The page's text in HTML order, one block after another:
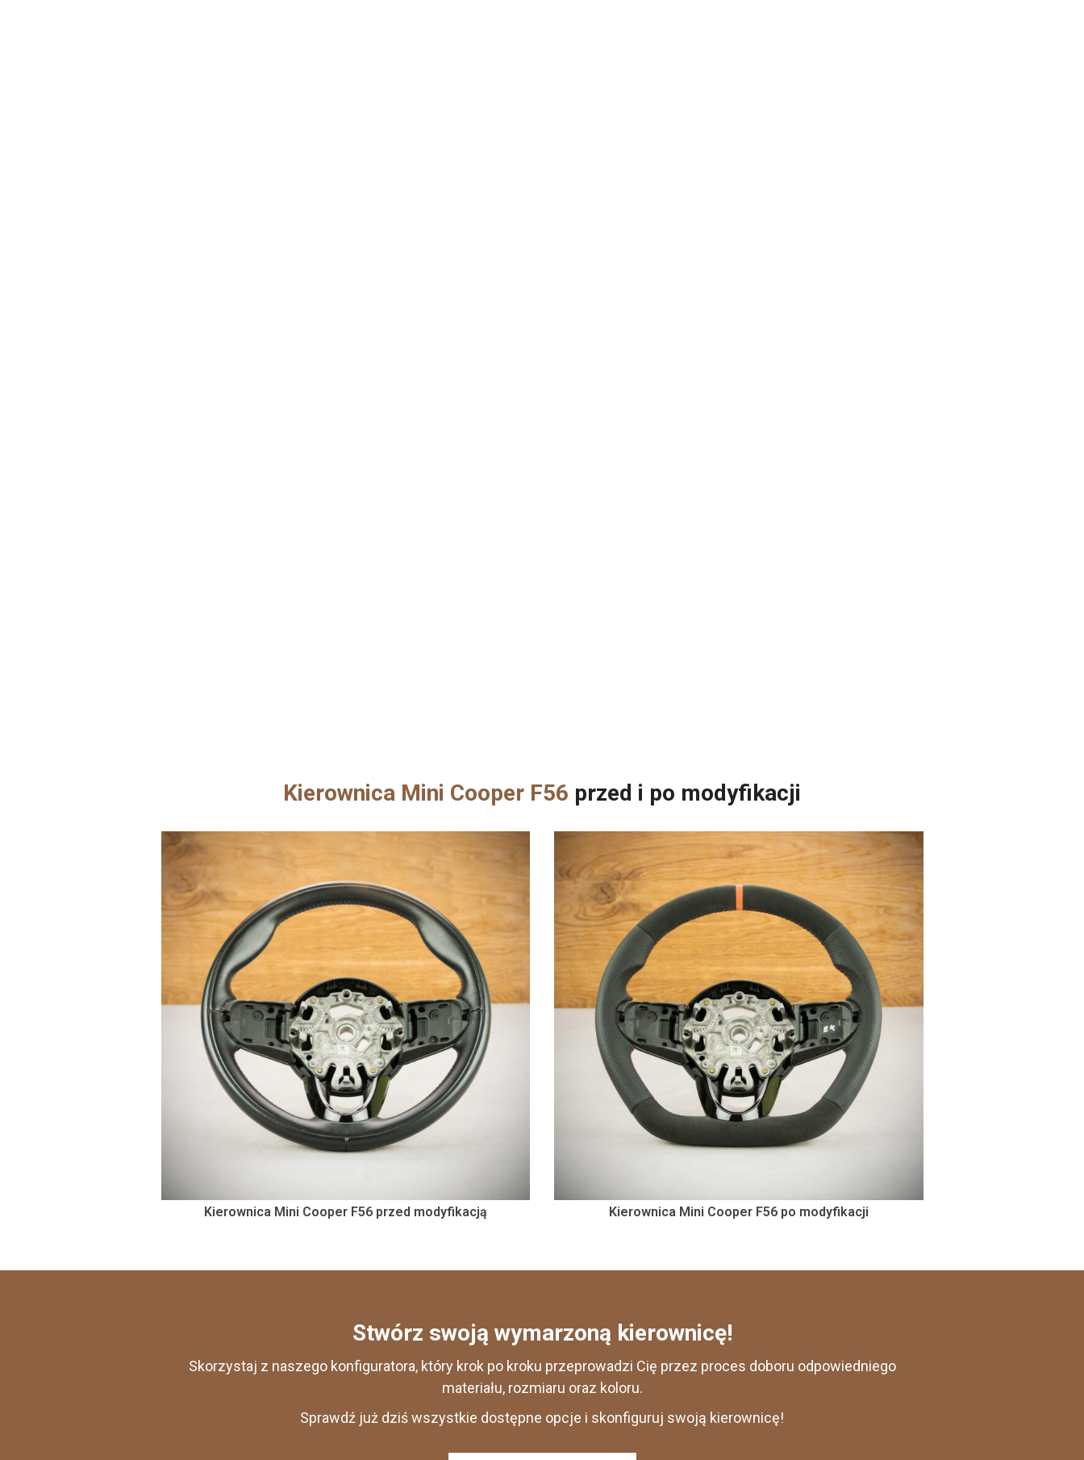
Kierownica Mini Cooper F56 przed i po modyfikacji
Kierownica Mini Cooper F56 przed modyfikacją Kierownica Mini Cooper F56 po modyfikacji
Stwórz swoją wymarzoną kierownicę!
Skorzystaj z naszego konfiguratora, który krok po kroku przeprowadzi Cię przez proces doboru odpowiedniego
materiału, rozmiaru oraz koloru.
Sprawdź już dziś wszystkie dostępne opcje i skonfiguruj swoją kierownicę!